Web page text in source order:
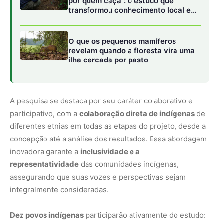
transformou conhecimento local em
O que os pequenos mamíferos
revelam quando a floresta vira uma
ilha cercada por pasto
A pesquisa se destaca por seu caráter colaborativo e
participativo, com a colaboração direta de indígenas de
diferentes etnias em todas as etapas do projeto, desde a
concepção até a análise dos resultados. Essa abordagem
inovadora garante a inclusividade e a
representatividade das comunidades indígenas,
assegurando que suas vozes e perspectivas sejam
integralmente consideradas.
Dez povos indígenas participarão ativamente do estudo: